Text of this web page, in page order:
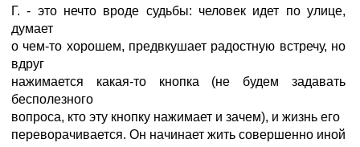
Г. - это нечто вроде судьбы: человек идет по улице,
думает
о чем-то хорошем, предвкушает радостную встречу, но
вдруг
нажимается какая-то кнопка (не будем задавать
бесполезного
вопроса, кто эту кнопку нажимает и зачем), и жизнь его
переворачивается. Он начинает жить совершенно иной